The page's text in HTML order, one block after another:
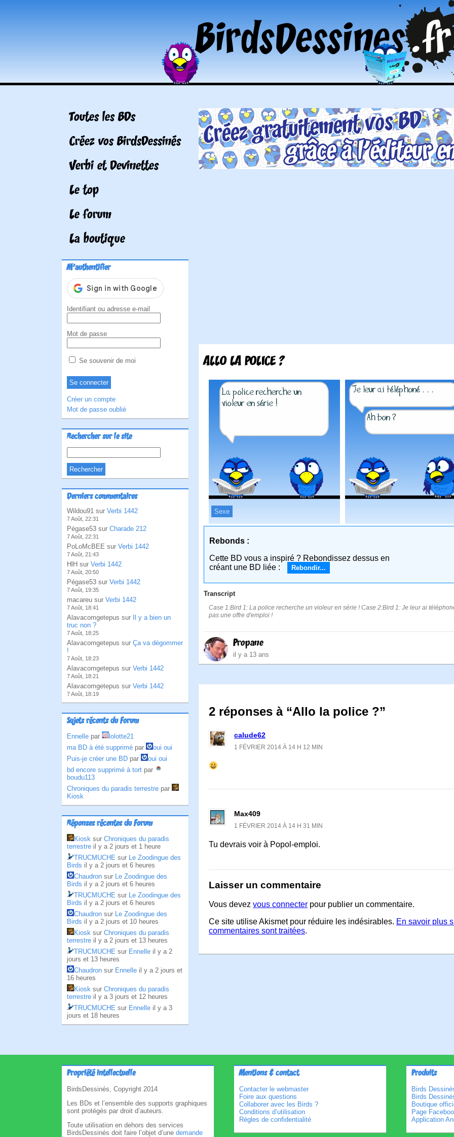
Toutes les BDs
Créez vos BirdsDessinés
Verbi et Devinettes
Le top
Le forum
La boutique
M'authentifier
Identifiant ou adresse e-mail
Mot de passe
Se souvenir de moi
Créer un compte
Mot de passe oublié
Rechercher sur le site
Derniers commentaires
Wildou91 sur Verbi 1442
7 Août, 22:31
Pégase53 sur Charade 212
7 Août, 22:31
PoLoMcBEE sur Verbi 1442
7 Août, 21:43
HlH sur Verbi 1442
7 Août, 20:50
Pégase53 sur Verbi 1442
7 Août, 19:35
macareu sur Verbi 1442
7 Août, 18:41
Alavacomgetepus sur
Il y a bien un
truc non ?
7 Août, 18:25
Alavacomgetepus sur Ça va dégommer
!
7 Août, 18:23
Alavacomgetepus sur Verbi 1442
7 Août, 18:21
Alavacomgetepus sur Verbi 1442
7 Août, 18:19
Sujets récents du Forum
Ennelle par
lolotte21
ma BD à été supprimé par
oui oui
Puis-je créer une BD par
oui oui
bd encore supprimé à tort par
boudu113
Chroniques du paradis terrestre par
Kiosk
Réponses récentes du Forum
Kiosk sur Chroniques du paradis
terrestre il y a 2 jours et 1 heure
TRUCMUCHE sur Le Zoodingue des
Birds il y a 2 jours et 6 heures
Chaudron sur Le Zoodingue des
Birds il y a 2 jours et 6 heures
TRUCMUCHE sur Le Zoodingue des
Birds il y a 2 jours et 6 heures
Chaudron sur Le Zoodingue des
Birds il y a 2 jours et 10 heures
Kiosk sur Chroniques du paradis
terrestre il y a 2 jours et 13 heures
TRUCMUCHE sur Ennelle il y a 2
jours et 13 heures
Chaudron sur Ennelle il y a 2 jours et
16 heures
Kiosk sur Chroniques du paradis
terrestre il y a 3 jours et 12 heures
TRUCMUCHE sur Ennelle il y a 3
jours et 18 heures
ALLO LA POLICE ?
Sexe
Rebonds :
Cette BD vous a inspiré ? Rebondissez dessus en
créant une BD liée :
Rebondir...
Transcript
Case 1:Bird 1: La police recherche un violeur en série ! Case 2:Bird 1: Je leur ai
pas une offre d'emploi !
Propane
il y a 13 ans
2 réponses à “Allo la police ?”
calude62
1 FÉVRIER 2014 À 14 H 12 MIN
Max409
1 FÉVRIER 2014 À 14 H 31 MIN
Tu devrais voir à Popol-emploi.
Laisser un commentaire
Vous devez vous connecter pour publier un commentaire.
Ce site utilise Akismet pour réduire les indésirables. En savoir plus
commentaires sont traitées.
Propriété intellectuelle
BirdsDessinés, Copyright 2014
Les BDs et l’ensemble des supports graphiques
sont protégés par droit d’auteurs.
Toute utilisation en dehors des services
BirdsDessinés doit faire l’objet d’une demande
Mentions & contact
Contacter le webmaster
Foire aux questions
Collaborer avec les Birds ?
Conditions d’utilisation
Règles de confidentialité
Produits
Birds
Birds
Boutique
Page
Application